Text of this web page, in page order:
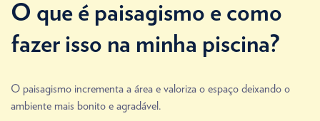
O que é paisagismo e como
fazer isso na minha piscina?
O paisagismo incrementa a área e valoriza o espaço deixando o
ambiente mais bonito e agradável.